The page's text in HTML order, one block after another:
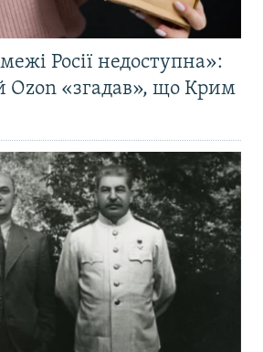
Росії недоступна»:
Ozon «згадав», що Крим